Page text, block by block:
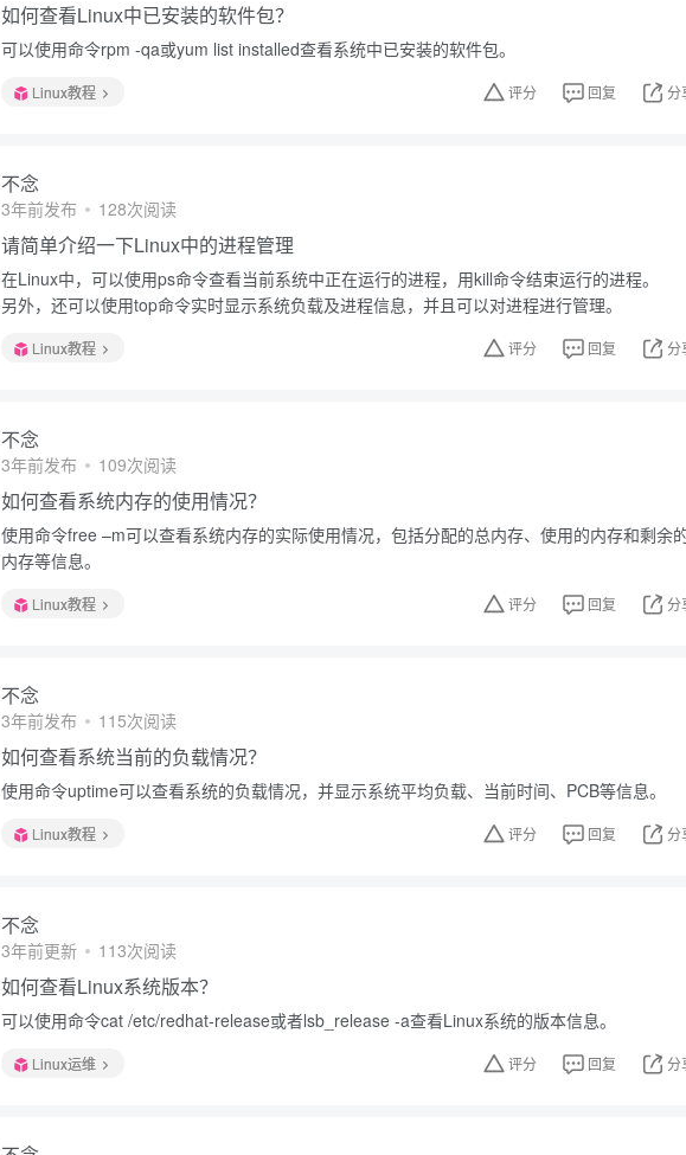
如何查看Linux中已安装的软件包？
可以使用命令rpm -qa或yum list installed查看系统中已安装的软件包。
Linux教程 评分 回复 分
不念
3年前发布 128次阅读
请简单介绍一下Linux中的进程管理
在Linux中，可以使用ps命令查看当前系统中正在运行的进程，用kill命令结束运行的进程。
另外，还可以使用top命令实时显示系统负载及进程信息，并且可以对进程进行管理。
Linux教程 评分 回复 分
不念
3年前发布 109次阅读
如何查看系统内存的使用情况？
使用命令free –m可以查看系统内存的实际使用情况，包括分配的总内存、使用的内存和剩余
内存等信息。
Linux教程 评分 回复 分
不念
3年前发布 115次阅读
如何查看系统当前的负载情况？
使用命令uptime可以查看系统的负载情况，并显示系统平均负载、当前时间、PCB等信息。
Linux教程 评分 回复 分
不念
3年前更新 113次阅读
如何查看Linux系统版本？
可以使用命令cat /etc/redhat-release或者lsb_release -a查看Linux系统的版本信息。
Linux运维 评分 回复 分